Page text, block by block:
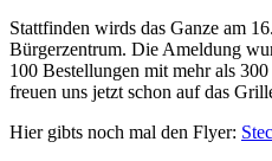
Stattfinden wirds das Ganze am
Bürgerzentrum. Die Ameldung
100 Bestellungen mit mehr als
freuen uns jetzt schon auf das
Hier gibts noch mal den Flyer: